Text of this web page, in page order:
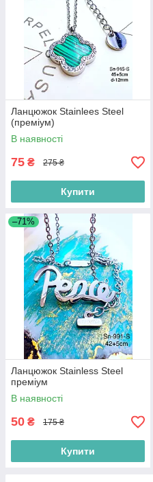
Ланцюжок Stainlees Steel
(преміум)
В наявності
75 ₴ 275 ₴
Купити
–71%
Ланцюжок Stainless Steel
преміум
В наявності
50 ₴ 175 ₴
Купити